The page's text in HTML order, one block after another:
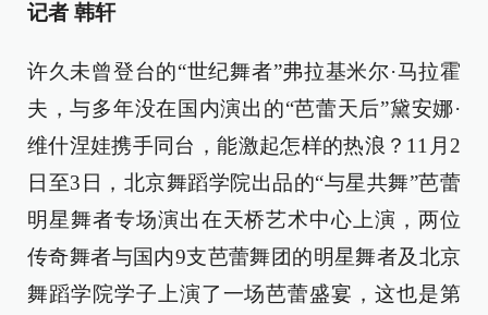
记者 韩轩
许久未曾登台的“世纪舞者”弗拉基米尔·马拉霍
夫，与多年没在国内演出的“芭蕾天后”黛安娜·
维什涅娃携手同台，能激起怎样的热浪？11月2
日至3日，北京舞蹈学院出品的“与星共舞”芭蕾
明星舞者专场演出在天桥艺术中心上演，两位
传奇舞者与国内9支芭蕾舞团的明星舞者及北京
舞蹈学院学子上演了一场芭蕾盛宴，这也是第